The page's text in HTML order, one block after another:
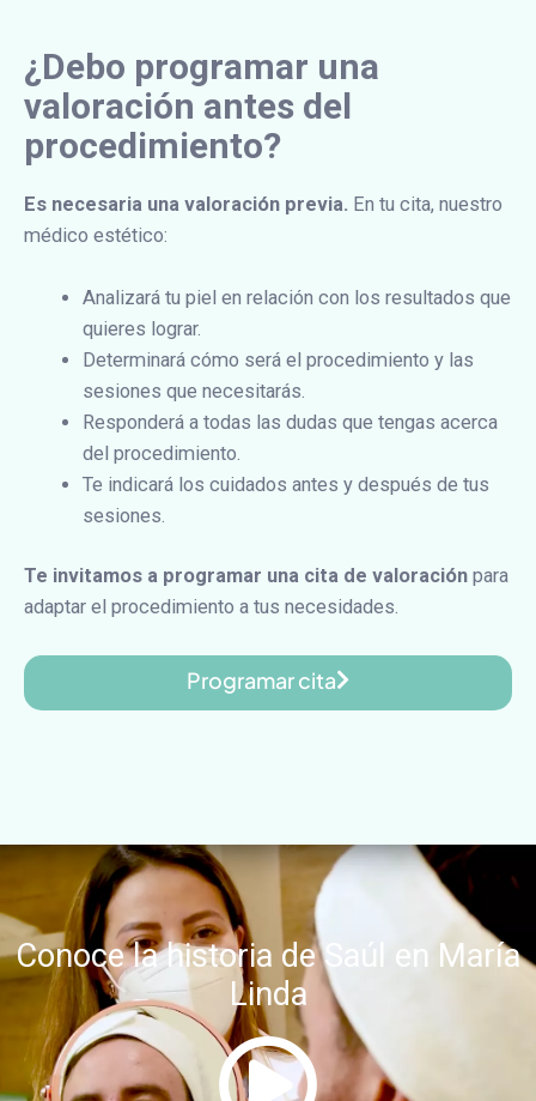
¿Debo programar una
valoración antes del
procedimiento?
Es necesaria una valoración previa. En tu cita, nuestro
médico estético:
Analizará tu piel en relación con los resultados que
quieres lograr.
Determinará cómo será el procedimiento y las
sesiones que necesitarás.
Responderá a todas las dudas que tengas acerca
del procedimiento.
Te indicará los cuidados antes y después de tus
sesiones.
Te invitamos a programar una cita de valoración para
adaptar el procedimiento a tus necesidades.
Programar cita
Conoce la historia de Saúl en María
Linda